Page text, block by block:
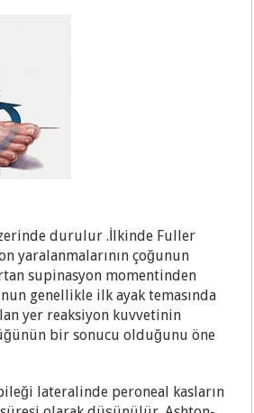
durulur .İlkinde Fuller
yaralanmalarının çoğunun
supinasyon momentinden
genellikle ilk ayak temasında
yer reaksiyon kuvvetinin
bir sonucu olduğunu öne
lateralinde peroneal kasların